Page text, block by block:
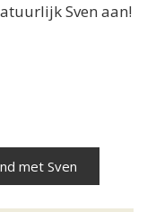
Sven aan!
met Sven